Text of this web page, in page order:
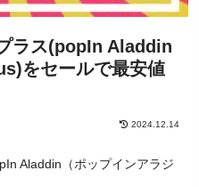
ラス(popIn Aladdin
をセールで最安値
2024.12.14
Aladdin（ポップインアラジ